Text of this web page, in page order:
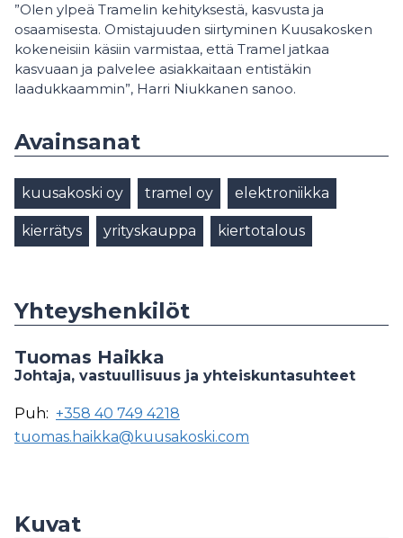
”Olen ylpeä Tramelin kehityksestä, kasvusta ja
osaamisesta. Omistajuuden siirtyminen Kuusakosken
kokeneisiin käsiin varmistaa, että Tramel jatkaa
kasvuaan ja palvelee asiakkaitaan entistäkin
laadukkaammin”, Harri Niukkanen sanoo.
Avainsanat
kuusakoski oy tramel oy elektroniikka
kierrätys yrityskauppa kiertotalous
Yhteyshenkilöt
Tuomas Haikka
Johtaja, vastuullisuus ja yhteiskuntasuhteet
Puh: +358 40 749 4218
tuomas.haikka@kuusakoski.com
Kuvat